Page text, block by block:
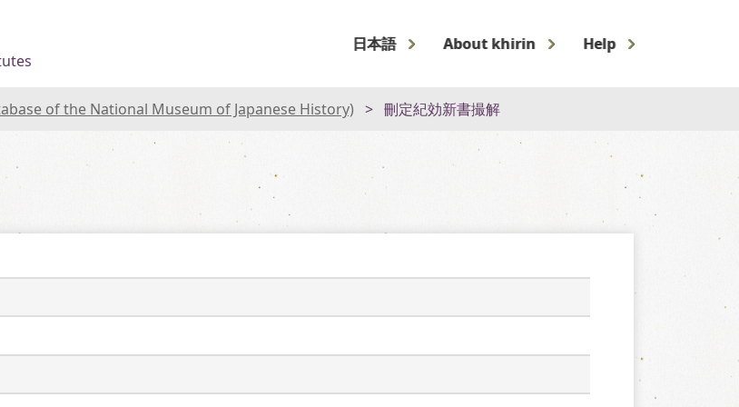
日本語 About khirin Help
of the National Museum of Japanese History) 刪定紀効新書撮解